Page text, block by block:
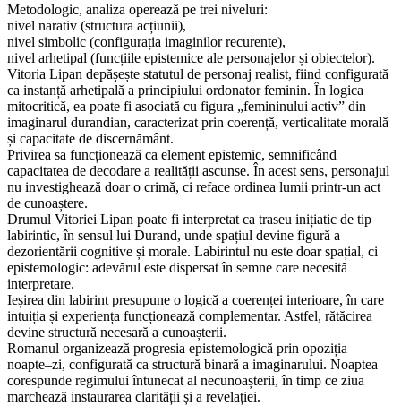
Metodologic, analiza operează pe trei niveluri:
nivel narativ (structura acțiunii),
nivel simbolic (configurația imaginilor recurente),
nivel arhetipal (funcțiile epistemice ale personajelor și obiectelor).
Vitoria Lipan depășește statutul de personaj realist, fiind configurată
ca instanță arhetipală a principiului ordonator feminin. În logica
mitocritică, ea poate fi asociată cu figura „femininului activ” din
imaginarul durandian, caracterizat prin coerență, verticalitate morală
și capacitate de discernământ.
Privirea sa funcționează ca element epistemic, semnificând
capacitatea de decodare a realității ascunse. În acest sens, personajul
nu investighează doar o crimă, ci reface ordinea lumii printr-un act
de cunoaștere.
Drumul Vitoriei Lipan poate fi interpretat ca traseu inițiatic de tip
labirintic, în sensul lui Durand, unde spațiul devine figură a
dezorientării cognitive și morale. Labirintul nu este doar spațial, ci
epistemologic: adevărul este dispersat în semne care necesită
interpretare.
Ieșirea din labirint presupune o logică a coerenței interioare, în care
intuiția și experiența funcționează complementar. Astfel, rătăcirea
devine structură necesară a cunoașterii.
Romanul organizează progresia epistemologică prin opoziția
noapte–zi, configurată ca structură binară a imaginarului. Noaptea
corespunde regimului întunecat al necunoașterii, în timp ce ziua
marchează instaurarea clarității și a revelației.